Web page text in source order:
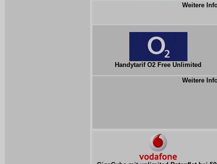
Weitere
Handytarif O2 Free Unlimited
Weitere